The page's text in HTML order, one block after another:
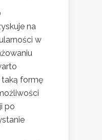
na
w
formę
po